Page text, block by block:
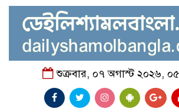
শুক্রবার, ০৭ অগাস্ট ২০২৬,